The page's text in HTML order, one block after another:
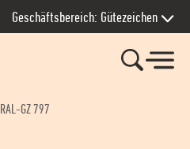
Geschäftsbereich: Gütezeichen
RAL-GZ 797